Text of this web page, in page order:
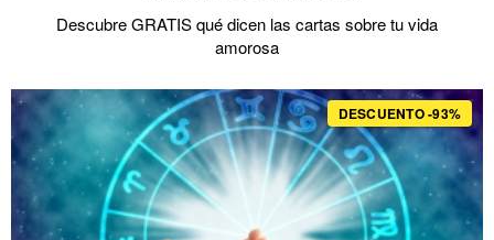
Descubre GRATIS qué dicen las cartas sobre tu vida
amorosa
DESCUENTO -93%